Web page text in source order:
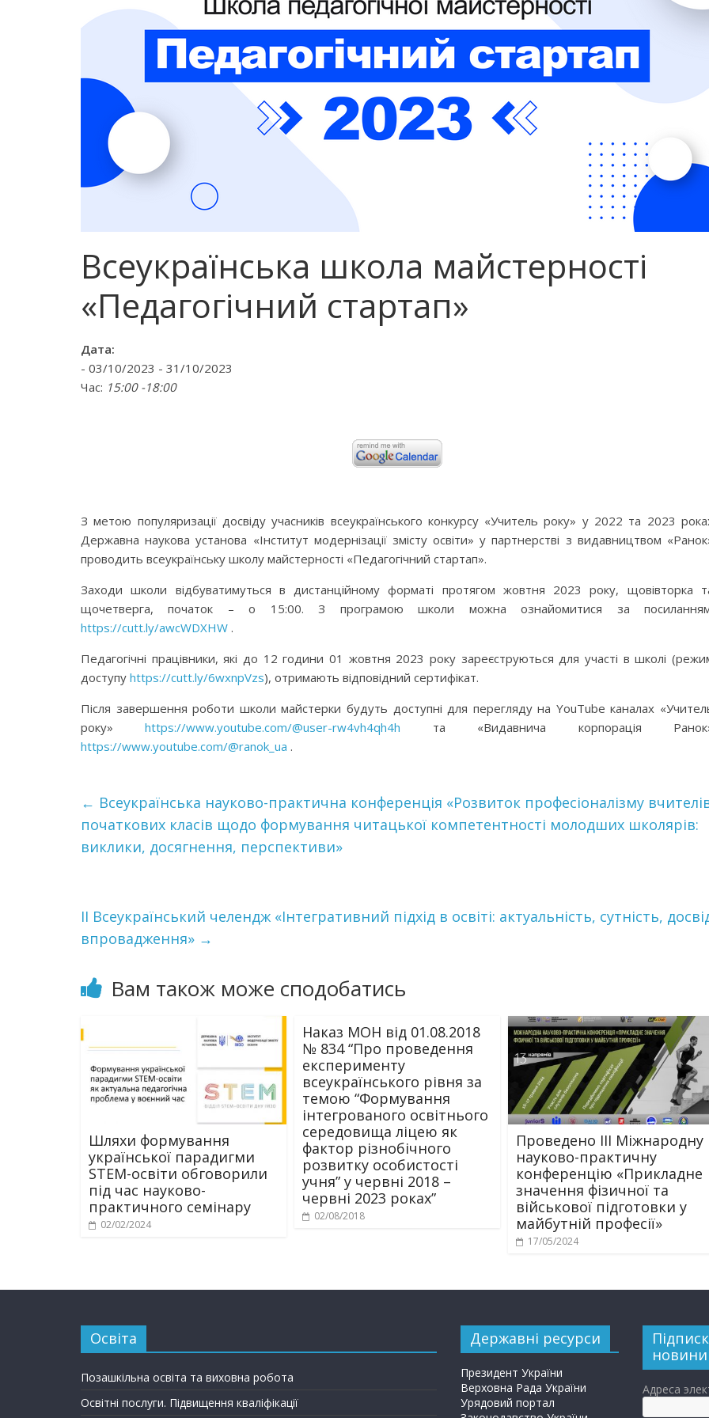
Всеукраїнська школа майстерності
«Педагогічний стартап»
Дата:
- 03/10/2023 - 31/10/2023
Час: 15:00 -18:00
З метою популяризації досвіду учасників всеукраїнського конкурсу «Учитель року» у 2022 та 2023
Державна наукова установа «Інститут модернізації змісту освіти» у партнерстві з видавництвом
проводить всеукраїнську школу майстерності «Педагогічний стартап».
Заходи школи відбуватимуться в дистанційному форматі протягом жовтня 2023 року, щовівторка
щочетверга, початок – о 15:00. З програмою школи можна ознайомитися за
https://cutt.ly/awcWDXHW .
Педагогічні працівники, які до 12 години 01 жовтня 2023 року зареєструються для участі в школі
доступу https://cutt.ly/6wxnpVzs), отримають відповідний сертифікат.
Після завершення роботи школи майстерки будуть доступні для перегляду на YouTube каналах
року»https://www.youtube.com/@user-rw4vh4qh4h та «Видавнича корпорація
https://www.youtube.com/@ranok_ua .
← Всеукраїнська науково-практична конференція «Розвиток професіоналізму
початкових класів щодо формування читацької компетентності молодших школярів:
виклики, досягнення, перспективи»
ІІ Всеукраїнський челендж «Інтегративний підхід в освіті: актуальність, сутність,
впровадження» →
Вам також може сподобатись
Шляхи формування
української парадигми
STEM-освіти обговорили
під час науково-
практичного семінару
02/02/2024
Наказ МОН від 01.08.2018
№ 834 “Про проведення
експерименту
всеукраїнського рівня за
темою “Формування
інтегрованого освітнього
середовища ліцею як
фактор різнобічного
розвитку особистості
учня” у червні 2018 –
червні 2023 роках”
02/08/2018
Проведено ІІІ Міжнародну
науково-практичну
конференцію «Прикладне
значення фізичної та
військової підготовки у
майбутній професії»
17/05/2024
Освіта
Позашкільна освіта та виховна робота
Освітні послуги. Підвищення кваліфікації
Державні ресурси
Президент України
Верховна Рада України
Урядовий портал
новини
Адреса